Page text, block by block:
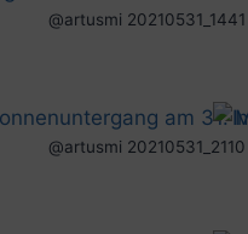
@artusmi 20210531_1441
@artusmi 20210531_2110